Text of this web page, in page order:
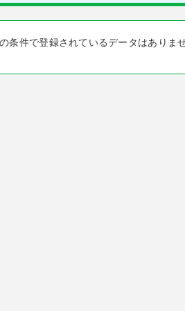
条件で登録されているデータはありま